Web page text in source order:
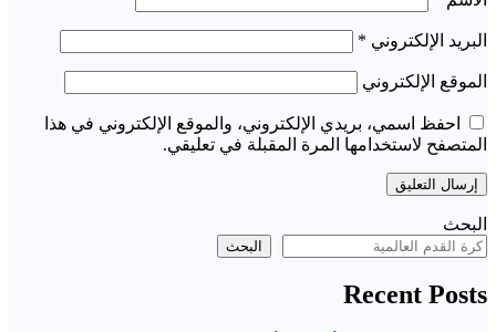
البريد الإلكتروني *
الموقع الإلكتروني
احفظ اسمي، بريدي الإلكتروني، والموقع الإلكتروني في هذا
المتصفح لاستخدامها المرة المقبلة في تعليقي.
البحث
البحث
Recent Posts